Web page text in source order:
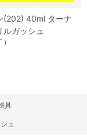
(202) 40ml ターナ
ルガッシュ
具
ュ